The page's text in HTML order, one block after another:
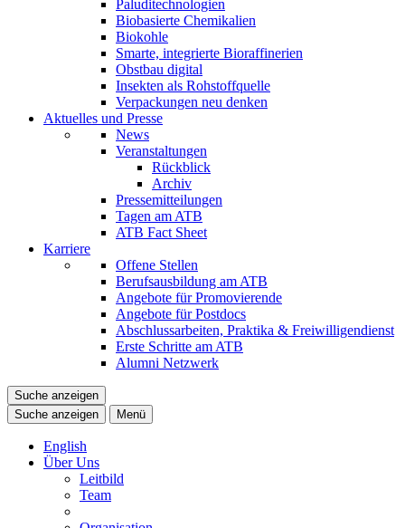
Paluditechnologien
Biobasierte Chemikalien
Biokohle
Smarte, integrierte Bioraffinerien
Obstbau digital
Insekten als Rohstoffquelle
Verpackungen neu denken
Aktuelles und Presse
News
Veranstaltungen
Rückblick
Archiv
Pressemitteilungen
Tagen am ATB
ATB Fact Sheet
Karriere
Offene Stellen
Berufsausbildung am ATB
Angebote für Promovierende
Angebote für Postdocs
Abschlussarbeiten, Praktika & Freiwilligendienst
Erste Schritte am ATB
Alumni Netzwerk
Suche anzeigen
Suche anzeigen
Menü
English
Über Uns
Leitbild
Team